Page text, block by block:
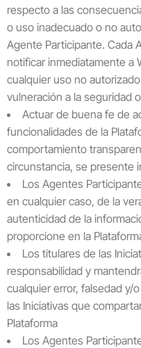
respecto a las
o uso inadecuado o no
Agente Participante. Cada
notificar inmediatamente a
cualquier uso no
vulneración a la seguridad
Actuar de buena fe de
funcionalidades de la
comportamiento
circunstancia, se presente
Los Agentes
en cualquier caso, de la
autenticidad de la
proporcione en la
Los titulares de las
responsabilidad y
cualquier error, falsedad y/
las Iniciativas que
Plataforma
Los Agentes